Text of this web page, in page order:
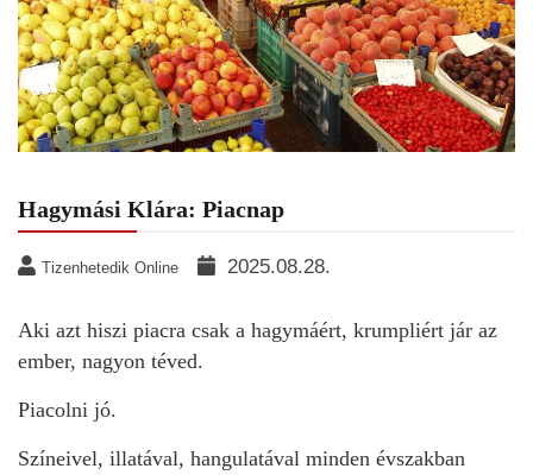
Hagymási Klára: Piacnap
Tizenhetedik Online 2025.08.28.
Aki azt hiszi piacra csak a hagymáért, krumpliért jár az
ember, nagyon téved.
Piacolni jó.
Színeivel, illatával, hangulatával minden évszakban